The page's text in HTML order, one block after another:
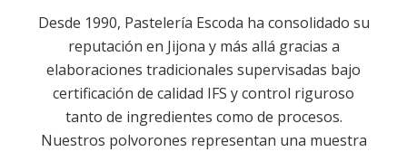
Desde 1990, Pastelería Escoda ha consolidado su
reputación en Jijona y más allá gracias a
elaboraciones tradicionales supervisadas bajo
certificación de calidad IFS y control riguroso
tanto de ingredientes como de procesos.
Nuestros polvorones representan una muestra